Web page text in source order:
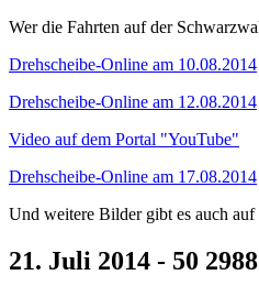
Wer die Fahrten auf der
Drehscheibe-Online am 10.08.2014
Drehscheibe-Online am 12.08.2014
Video auf dem Portal "YouTube"
Drehscheibe-Online am 17.08.2014
Und weitere Bilder gibt es auch auf
21. Juli 2014 - 50